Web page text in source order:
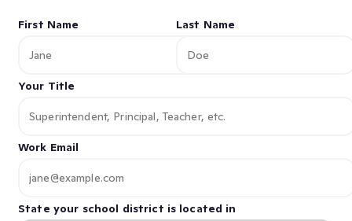
First Name Last Name
Your Title
Work Email
State your school district is located in